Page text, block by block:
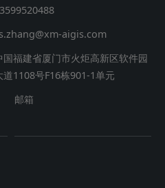
aigis.com
国福建省厦门市火炬高新区软件园
道1108号F16栋901-1单元
邮箱